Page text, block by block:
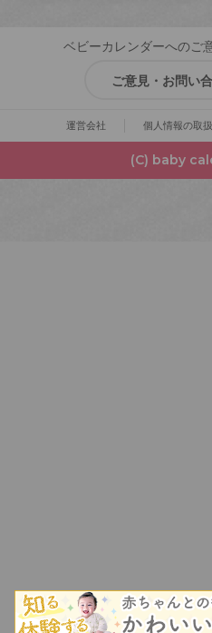
ベビーカレンダーへのご
ご意見・お問い
運営会社 個人情報の取
(C) baby